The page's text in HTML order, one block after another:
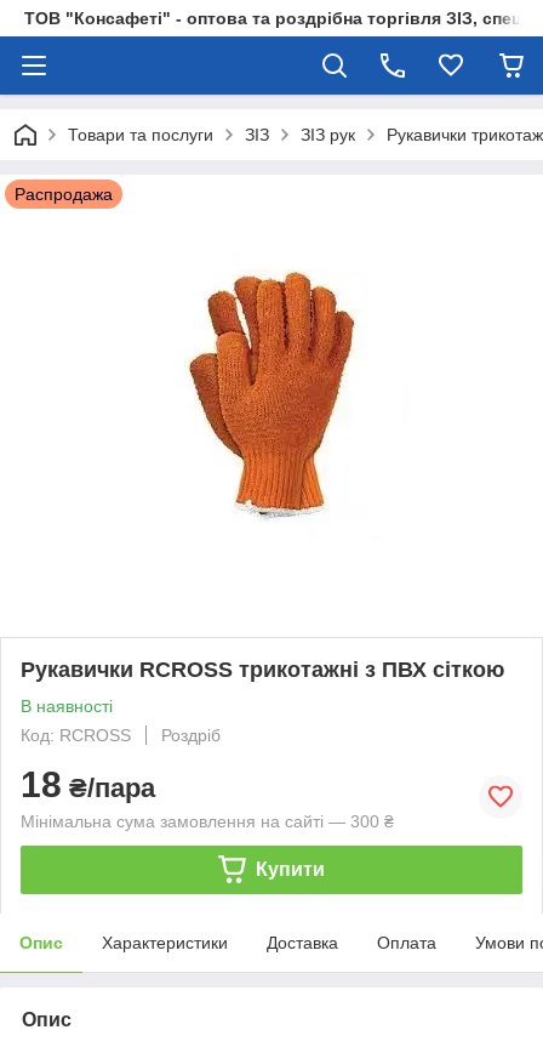
ТОВ "Консафеті" - оптова та роздрібна торгівля ЗІЗ,
Товари та послуги ЗІЗ ЗІЗ рук Рукавички
Распродажа
Рукавички RCROSS трикотажні з ПВХ сіткою
В наявності
Код: RCROSS
Роздріб
18 ₴/пара
Мінімальна сума замовлення на сайті — 300 ₴
Купити
Опис Характеристики Доставка Оплата Умови
Опис